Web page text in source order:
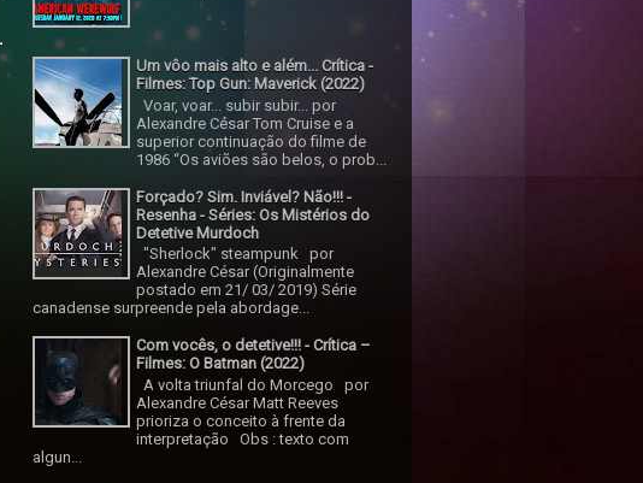
Um vôo mais alto e além... Crítica -
Filmes: Top Gun: Maverick (2022)
Voar, voar... subir subir... por
Alexandre César Tom Cruise e a
superior continuação do filme de
1986 “Os aviões são belos, o prob...
Forçado? Sim. Inviável? Não!!! -
Resenha - Séries: Os Mistérios do
Detetive Murdoch
"Sherlock" steampunk por
Alexandre César (Originalmente
postado em 21/ 03/ 2019) Série
canadense surpreende pela abordage...
Com vocês, o detetive!!! - Crítica –
Filmes: O Batman (2022)
A volta triunfal do Morcego por
Alexandre César Matt Reeves
prioriza o conceito à frente da
interpretação Obs : texto com
algun...